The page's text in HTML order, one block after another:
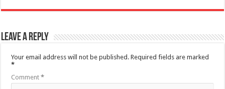
Leave a Reply
Your email address will not be published. Required fields are marked
*
Comment*